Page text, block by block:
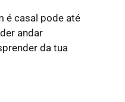
é casal pode até
andar
da tua